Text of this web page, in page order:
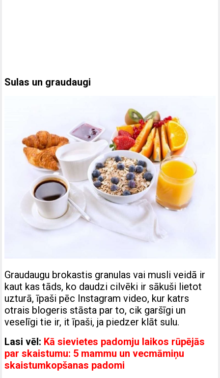
Sulas un graudaugi
Graudaugu brokastis granulas vai musli veidā ir
kaut kas tāds, ko daudzi cilvēki ir sākuši lietot
uzturā, īpaši pēc Instagram video, kur katrs
otrais blogeris stāsta par to, cik garšīgi un
veselīgi tie ir, it īpaši, ja piedzer klāt sulu.
Lasi vēl: Kā sievietes padomju laikos rūpējās
par skaistumu: 5 mammu un vecmāmiņu
skaistumkopšanas padomi